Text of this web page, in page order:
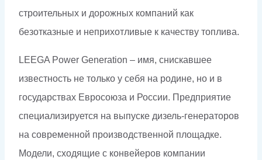
строительных и дорожных компаний как
безотказные и неприхотливые к качеству топлива.
LEEGA Power Generation – имя, снискавшее
известность не только у себя на родине, но и в
государствах Евросоюза и России. Предприятие
специализируется на выпуске дизель-генераторов
на современной производственной площадке.
Модели, сходящие с конвейеров компании